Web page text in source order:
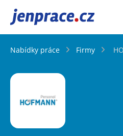
JenPráce.cz
Nabídky práce Firmy